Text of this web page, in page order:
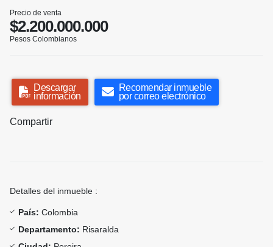
Precio de venta
$2.200.000.000
Pesos Colombianos
Descargar
información
Recomendar inmueble
por correo electrónico
Compartir
Detalles del inmueble :
País: Colombia
Departamento: Risaralda